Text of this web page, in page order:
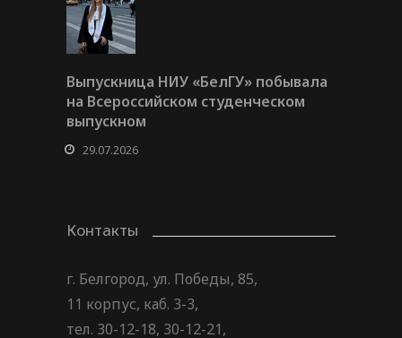
Выпускница НИУ «БелГУ» побывала
на Всероссийском студенческом
выпускном
29.07.2026
Контакты
г. Белгород, ул. Победы, 85,
11 корпус, каб. 3-3,
тел. 30-12-18, 30-12-21,